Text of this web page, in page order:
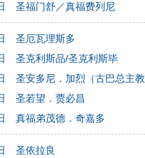
圣福门舒／真福费列尼
圣厄瓦理斯多
圣克利斯品/圣克利斯毕
圣安多尼．加烈（古巴总主教
圣若望．贾必昌
真福弟茂德．奇嘉多
圣依拉良